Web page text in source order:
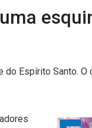
do Espírito Santo.